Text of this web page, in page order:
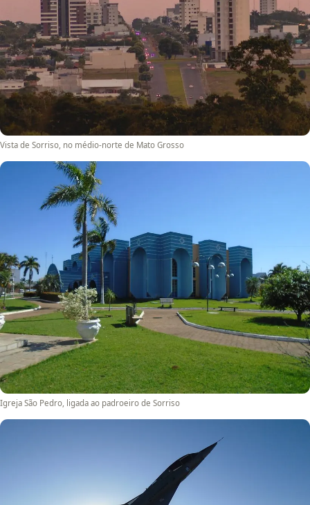
Vista de Sorriso, no médio-norte de Mato Grosso
Igreja São Pedro, ligada ao padroeiro de Sorriso